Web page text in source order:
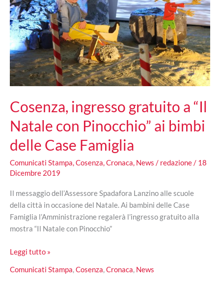
Cosenza, ingresso gratuito a “Il
Natale con Pinocchio” ai bimbi
delle Case Famiglia
Comunicati Stampa,Cosenza,Cronaca, News / redazione/ 18
Dicembre 2019
Il messaggio dell’Assessore Spadafora Lanzino alle scuole
della città in occasione del Natale. Ai bambini delle Case
Famiglia l’Amministrazione regalerà l’ingresso gratuito alla
mostra “Il Natale con Pinocchio”
Cosenza,
gratuito
Leggi tutto »
Comunicati Stampa,Cosenza,Cronaca, News